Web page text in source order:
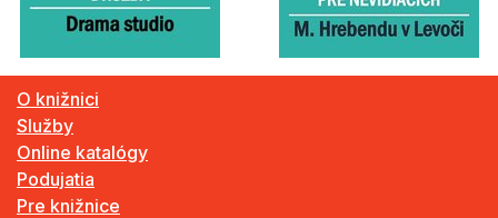
O knižnici
Služby
Online katalógy
Podujatia
Pre knižnice